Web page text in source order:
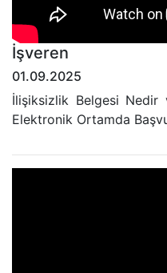
İşveren
01.09.2025
İlişiksizlik Belgesi
Elektronik Ortamda